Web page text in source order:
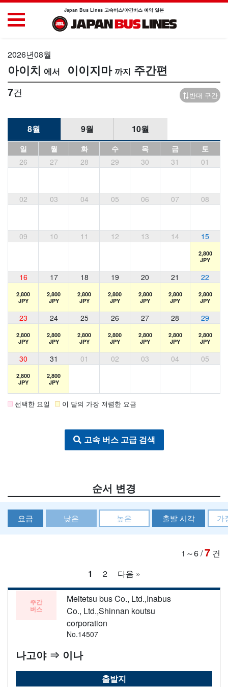
Japan Bus Lines 고속버스/야간버스 예약 일본
2026년08월
아이치 이이지마 주간편
7건 반대 구간
8월 9월 10월
일 월 화 수 목 금
토
26
27 28 29 30 31 01
02 03 04 05 06 07 08
09 10 11 12 13 14 15
2,800
JPY
16 17 18 19 20 21 22
2,800
JPY
2,800
JPY
2,800
JPY
2,800
JPY
2,800
JPY
2,800
JPY
2,800
JPY
23 24 25 26 27 28 29
2,800
JPY
2,800
JPY
2,800
JPY
2,800
JPY
2,800
JPY
2,800
JPY
2,800
JPY
30 31 01 02 03 04 05
2,800
JPY
2,800
JPY
선택한 요일 이 달의 가장 저렴한 요금
고속 버스 고급 검색
순서 변경
요금 낮은 높은 출발 시각 가
1～6/7 건
1
2 다음 »
주간
버스
Meitetsu bus Co., Ltd.,Inabus
Co., Ltd.,Shinnan koutsu
corporation
No.14507
나고야 ⇒ 이나
출발지